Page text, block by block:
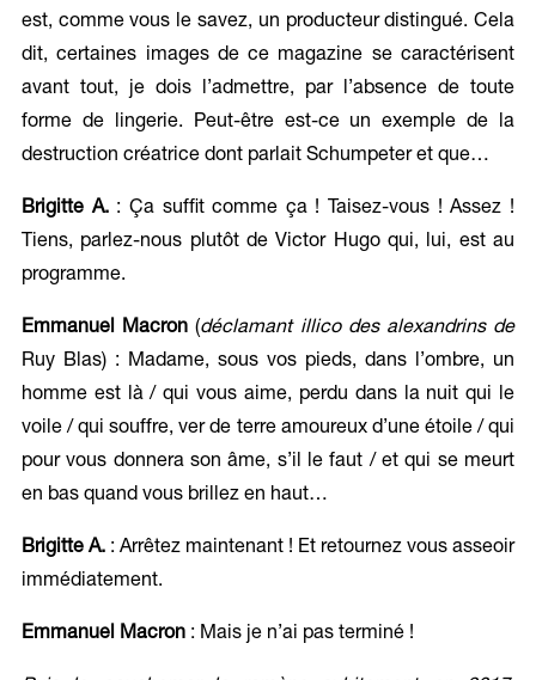
est, comme vous le savez, un producteur distingué. Cela
dit, certaines images de ce magazine se caractérisent
avant tout, je dois l’admettre, par l’absence de toute
forme de lingerie. Peut-être est-ce un exemple de la
destruction créatrice dont parlait Schumpeter et que…
Brigitte A. : Ça suffit comme ça ! Taisez-vous ! Assez !
Tiens, parlez-nous plutôt de Victor Hugo qui, lui, est au
programme.
Emmanuel Macron (déclamant illico des alexandrins de
Ruy Blas) : Madame, sous vos pieds, dans l’ombre, un
homme est là / qui vous aime, perdu dans la nuit qui le
voile / qui souffre, ver de terre amoureux d’une étoile / qui
pour vous donnera son âme, s’il le faut / et qui se meurt
en bas quand vous brillez en haut…
Brigitte A.: Arrêtez maintenant ! Et retournez vous asseoir
immédiatement.
Emmanuel Macron: Mais je n’ai pas terminé !